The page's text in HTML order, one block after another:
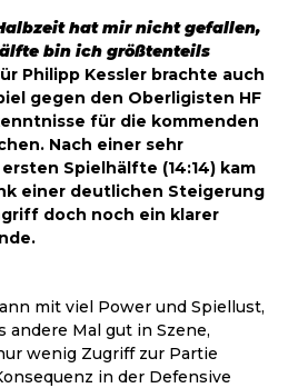
hat mir nicht gefallen,
bin ich größtenteils
Philipp Kessler brachte auch
gegen den Oberligisten HF
für die kommenden
Nach einer sehr
Spielhälfte (14:14) kam
einer deutlichen Steigerung
doch noch ein klarer
mit viel Power und Spiellust,
andere Mal gut in Szene,
wenig Zugriff zur Partie
in der Defensive